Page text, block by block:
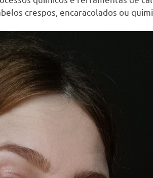
crespos, encaracolados ou